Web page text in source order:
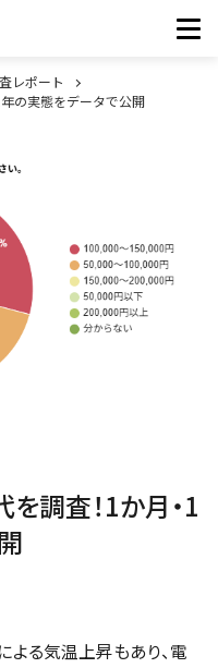
レポート
の実態をデータで公開
調査！1か月・1
る気温上昇もあり、電